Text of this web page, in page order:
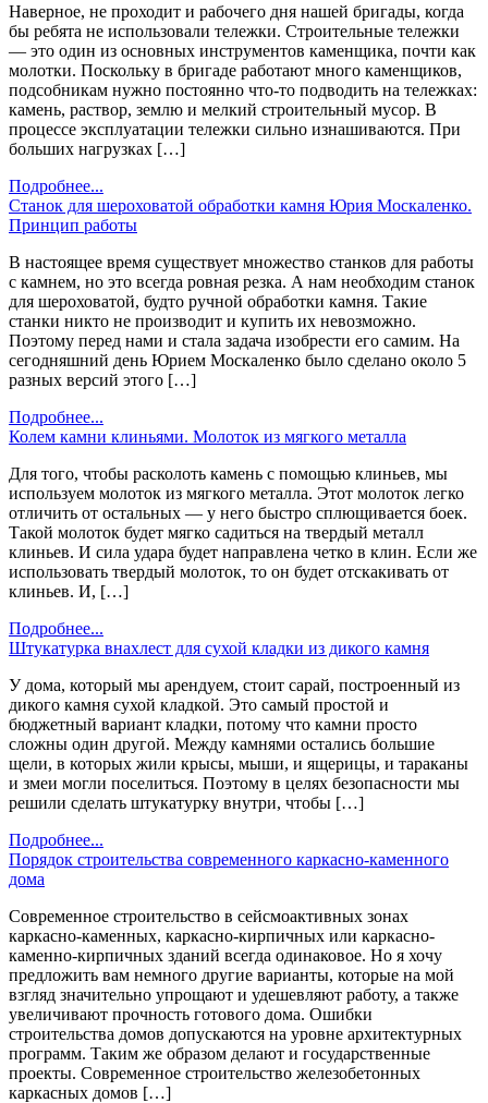
Наверное, не проходит и рабочего дня нашей бригады, когда
бы ребята не использовали тележки. Строительные тележки
— это один из основных инструментов каменщика, почти как
молотки. Поскольку в бригаде работают много каменщиков,
подсобникам нужно постоянно что-то подводить на тележках:
камень, раствор, землю и мелкий строительный мусор. В
процессе эксплуатации тележки сильно изнашиваются. При
больших нагрузках […]
Подробнее...
Станок для шероховатой обработки камня Юрия Москаленко.
Принцип работы
В настоящее время существует множество станков для работы
с камнем, но это всегда ровная резка. А нам необходим станок
для шероховатой, будто ручной обработки камня. Такие
станки никто не производит и купить их невозможно.
Поэтому перед нами и стала задача изобрести его самим. На
сегодняшний день Юрием Москаленко было сделано около 5
разных версий этого […]
Подробнее...
Колем камни клиньями. Молоток из мягкого металла
Для того, чтобы расколоть камень с помощью клиньев, мы
используем молоток из мягкого металла. Этот молоток легко
отличить от остальных — у него быстро сплющивается боек.
Такой молоток будет мягко садиться на твердый металл
клиньев. И сила удара будет направлена четко в клин. Если же
использовать твердый молоток, то он будет отскакивать от
клиньев. И, […]
Подробнее...
Штукатурка внахлест для сухой кладки из дикого камня
У дома, который мы арендуем, стоит сарай, построенный из
дикого камня сухой кладкой. Это самый простой и
бюджетный вариант кладки, потому что камни просто
сложны один другой. Между камнями остались большие
щели, в которых жили крысы, мыши, и ящерицы, и тараканы
и змеи могли поселиться. Поэтому в целях безопасности мы
решили сделать штукатурку внутри, чтобы […]
Подробнее...
Порядок строительства современного каркасно-каменного
дома
Современное строительство в сейсмоактивных зонах
каркасно-каменных, каркасно-кирпичных или каркасно-
каменно-кирпичных зданий всегда одинаковое. Но я хочу
предложить вам немного другие варианты, которые на мой
взгляд значительно упрощают и удешевляют работу, а также
увеличивают прочность готового дома. Ошибки
строительства домов допускаются на уровне архитектурных
программ. Таким же образом делают и государственные
проекты. Современное строительство железобетонных
каркасных домов […]